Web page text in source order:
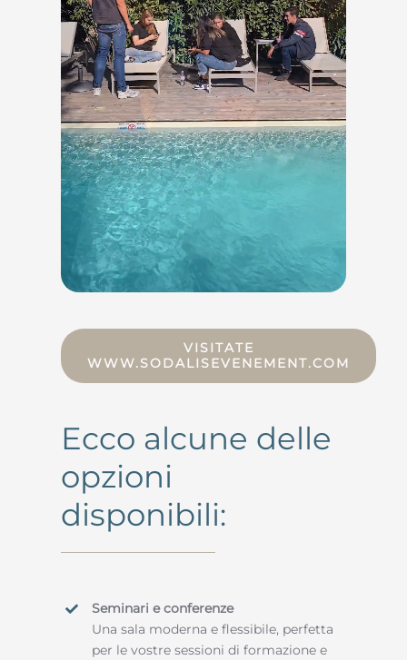
VISITATE
WWW.SODALISEVENEMENT.COM
Ecco alcune delle
opzioni
disponibili:
Seminari e conferenze
Una sala moderna e flessibile, perfetta
per le vostre sessioni di formazione e